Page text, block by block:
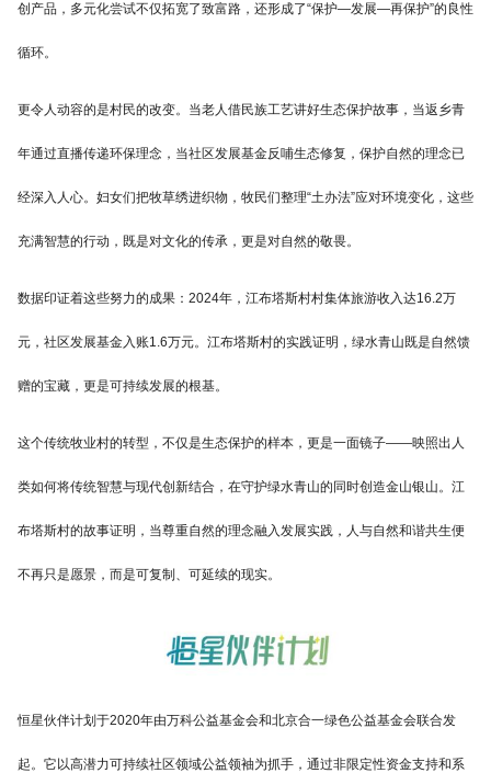
创产品，多元化尝试不仅拓宽了致富路，还形成了“保护—发展—再保护”的良性
循环。
更令人动容的是村民的改变。当老人借民族工艺讲好生态保护故事，当返乡青
年通过直播传递环保理念，当社区发展基金反哺生态修复，保护自然的理念已
经深入人心。妇女们把牧草绣进织物，牧民们整理“土办法”应对环境变化，这些
充满智慧的行动，既是对文化的传承，更是对自然的敬畏。
数据印证着这些努力的成果：2024年，江布塔斯村村集体旅游收入达16.2万
元，社区发展基金入账1.6万元。江布塔斯村的实践证明，绿水青山既是自然馈
赠的宝藏，更是可持续发展的根基。
这个传统牧业村的转型，不仅是生态保护的样本，更是一面镜子——映照出人
类如何将传统智慧与现代创新结合，在守护绿水青山的同时创造金山银山。江
布塔斯村的故事证明，当尊重自然的理念融入发展实践，人与自然和谐共生便
不再只是愿景，而是可复制、可延续的现实。
恒星伙伴计划于2020年由万科公益基金会和北京合一绿色公益基金会联合发
起。它以高潜力可持续社区领域公益领袖为抓手，通过非限定性资金支持和系